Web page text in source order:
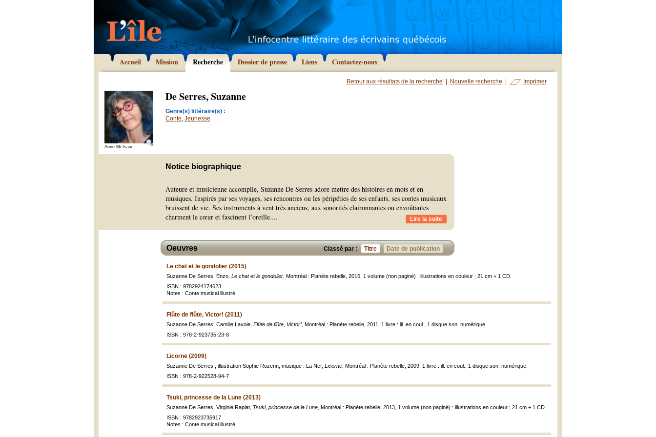
Accueil Mission Recherche Dossier de presse Liens Contactez-nous
Retour aux résultats de la recherche Nouvelle recherche Imprimer
Anne McIsaac
De Serres, Suzanne
Genre(s) littéraire(s) :
Conte, Jeunesse
Notice biographique
Auteure et musicienne accomplie, Suzanne De Serres adore mettre des histoires en mots et en
musiques. Inspirés par ses voyages, ses rencontres ou les péripéties de ses enfants, ses contes musicaux
bruissent de vie. Ses instruments à vent très anciens, aux sonorités claironnantes ou envoûtantes
charment le cœur et fascinent l’oreille.... Lire la suite
Classé par : Titre Date de publication
Oeuvres
Le chat et le gondolier (2015)
Suzanne De Serres, Enzo, Le chat et le gondolier , Montréal : Planète rebelle, 2015, 1 volume (non paginé) : illustrations en couleur ; 21 cm + 1 CD.
ISBN : 9782924174623
Notes : Conte musical illustré
Flûte de flûte, Victor! (2011)
Suzanne De Serres, Camille Lavoie, Flûte de flûte, Victor! , Montréal : Planète rebelle, 2011, 1 livre : ill. en coul., 1 disque son. numérique.
ISBN : 978-2-923735-23-8
Licorne (2009)
Suzanne De Serres ; illustration Sophie Rozenn, musique : La Nef, Licorne , Montréal : Planète rebelle, 2009, 1 livre : ill. en coul., 1 disque son. numérique.
ISBN : 978-2-922528-94-7
Tsuki, princesse de la Lune (2013)
Suzanne De Serres, Virginie Rapiat, Tsuki, princesse de la Lune , Montréal : Planète rebelle, 2013, 1 volume (non paginé) : illustrations en couleur ; 21 cm + 1 CD.
ISBN : 9782923735917
Notes : Conte musical illustré